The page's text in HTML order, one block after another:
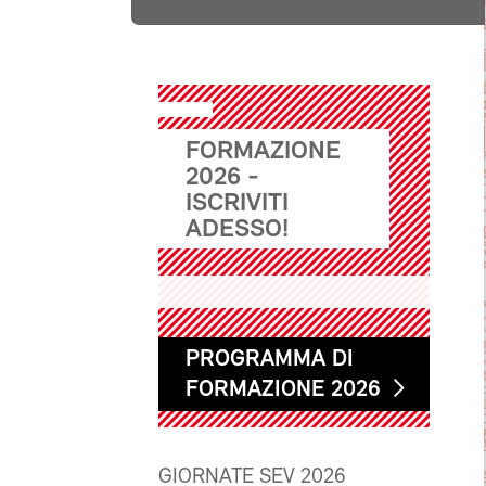
FORMAZIONE
2026 -
ISCRIVITI
ADESSO!
PROGRAMMA DI
FORMAZIONE 2026
GIORNATE SEV 2026